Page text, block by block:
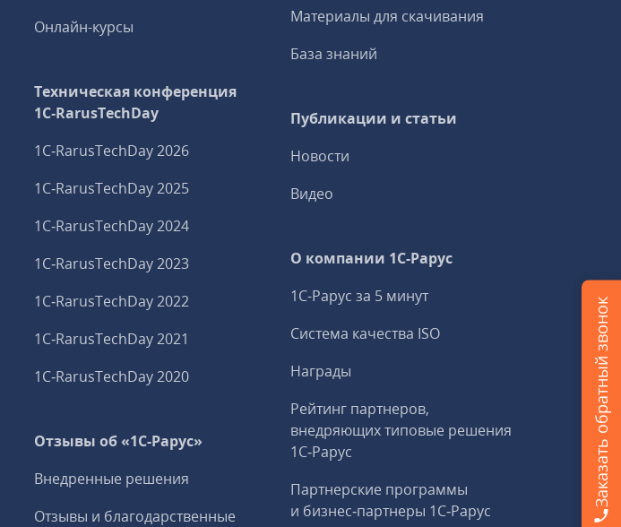
Онлайн-курсы
Техническая конференция
1C‑RarusTechDay
1C‑RarusTechDay 2026
1C‑RarusTechDay 2025
1C‑RarusTechDay 2024
1C‑RarusTechDay 2023
1C‑RarusTechDay 2022
1C‑RarusTechDay 2021
1C‑RarusTechDay 2020
Отзывы об «1С-Рарус»
Внедренные решения
Отзывы и благодарственные
Материалы для скачивания
База знаний
Публикации и статьи
Новости
Видео
О компании 1C-Рарус
1С-Рарус за 5 минут
Система качества ISO
Награды
Рейтинг партнеров,
внедряющих типовые решения
1С‑Рарус
Партнерские программы
и бизнес‑партнеры 1С‑Рарус
Заказать обратный звонок